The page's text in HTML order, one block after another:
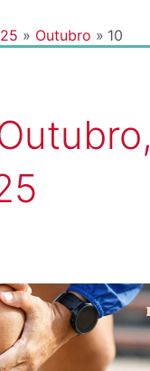
Outubro 10
12
DE
OUTUBRO:
DÍA